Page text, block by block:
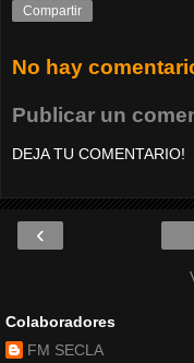
Compartir
No hay
Publicar un
DEJA TU COMENTARIO!
‹
Colaboradores
FM SECLA